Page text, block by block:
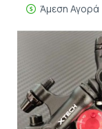
Άμεση Αγορά